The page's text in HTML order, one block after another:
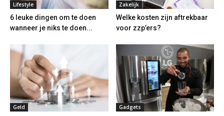
Lifestyle
6 leuke dingen om te doen
wanneer je niks te doen...
Zakelijk
Welke kosten zijn aftrekbaar
voor zzp’ers?
Geld Gadgets